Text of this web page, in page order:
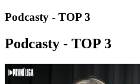
Podcasty - TOP 3
Podcasty - TOP 3